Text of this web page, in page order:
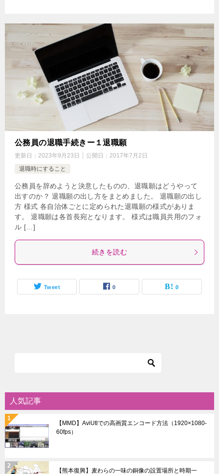
公務員の退職手続きー１退職願
更新日： 2023年9月23日 公開日： 2017年7月2日
退職時にすること
公務員を辞めようと決意したものの、退職願はどうやって
出すのか？ 退職願の出し方をまとめました。 退職願の出し
方 様式 各自治体ごとに定められた退職願の様式がありま
す。 退職願は各首長宛となります。 様式は職員共用のフォ
ル […]
続きを読む
Tweet 0 0
人気記事
【MMD】AviUtlでの高画質エンコード方法（1920×1080-
60fps）
【熊本復興】麦わらの一味の銅像の設置場所と時期一